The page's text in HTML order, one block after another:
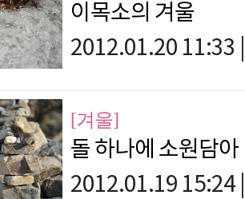
이목소의 겨울
2012.01.20 11:33
[겨울]
돌 하나에 소원담아
2012.01.19 15:24